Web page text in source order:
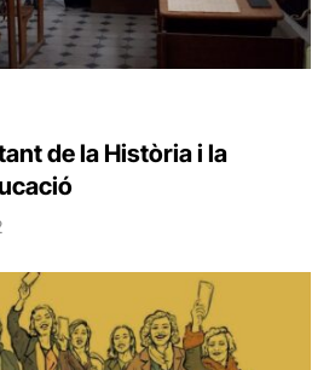
de la Història i la